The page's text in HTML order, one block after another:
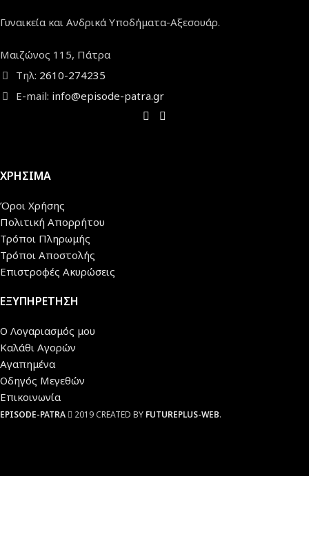
Γυναικεία και Ανδρικά Υποδήματα-Αξεσουάρ.
Μαιζώνος 115, Πάτρα
Τηλ: 2610-274235
E-mail: info@episode-patra.gr
ΧΡΗΣΙΜΑ
Όροι Χρήσης
Πολιτική Απορρήτου
Τρόποι Πληρωμής
Τρόποι Αποστολής
Επιστροφές Ακυρώσεις
ΕΞΥΠΗΡΕΤΗΣΗ
Ο Λογαριασμός μου
Καλάθι Αγορών
Αγαπημένα
Οδηγός Μεγεθών
Επικοινωνία
EPISODE-PATRA 2019 CREATED BY FUTUREPLUS-WEB.